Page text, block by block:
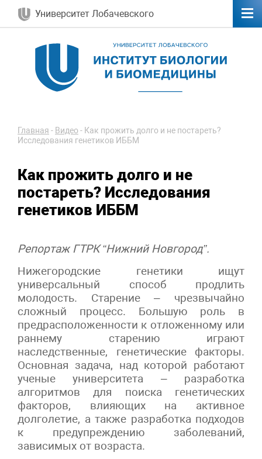
Университет Лобачевского
Главная - Видео - Как прожить долго и не постареть?
Исследования генетиков ИББМ
Как прожить долго и не
постареть? Исследования
генетиков ИББМ
Репортаж ГТРК “Нижний Новгород”.
Нижегородские генетики ищут
универсальный способ продлить
молодость. Старение – чрезвычайно
сложный процесс. Большую роль в
предрасположенности к отложенному или
раннему старению играют
наследственные, генетические факторы.
Основная задача, над которой работают
ученые университета – разработка
алгоритмов для поиска генетических
факторов, влияющих на активное
долголетие, а также разработка подходов
к предупреждению заболеваний,
зависимых от возраста.